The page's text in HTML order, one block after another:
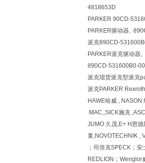
4818653D
PARKER 90CD-
PARKER驱动器,
派克890CD-
PARKER派克驱动
890CD-531600B0-
派克现货派克型派克
派克PARKER
HAWE哈威 ,
MAC,,SICK施克
JUMO 久茂,E+ H恩
童,NOVOTECHNIK ,
；司倍克SPECK；
REDLION；Wenglor